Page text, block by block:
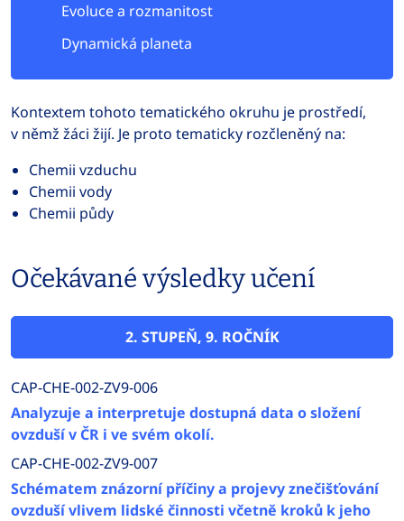
Evoluce a rozmanitost
Dynamická planeta
Kontextem tohoto tematického okruhu je prostředí,
v němž žáci žijí. Je proto tematicky rozčleněný na:
Chemii vzduchu
Chemii vody
Chemii půdy
Očekávané výsledky učení
2. STUPEŇ, 9. ROČNÍK
CAP-CHE-002-ZV9-006
Analyzuje a interpretuje dostupná data o složení
ovzduší v ČR i ve svém okolí.
CAP-CHE-002-ZV9-007
Schématem znázorní příčiny a projevy znečišťování
ovzduší vlivem lidské činnosti včetně kroků k jeho